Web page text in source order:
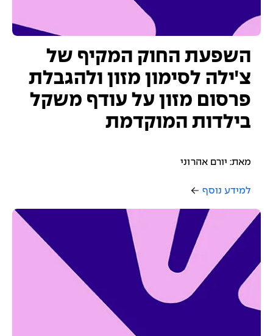
השפעת החוק המקיף של
צ'ילה לסימון מזון ולהגבלת
פרסום מזון על עודף משקל
בילדות המוקדמת
מאת: יורם אהרוני
למידע נוסף